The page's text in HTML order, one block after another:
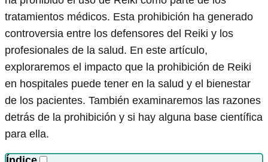
tratamientos médicos. Esta prohibición ha generado
controversia entre los defensores del Reiki y los
profesionales de la salud. En este artículo,
exploraremos el impacto que la prohibición de Reiki
en hospitales puede tener en la salud y el bienestar
de los pacientes. También examinaremos las razones
detrás de la prohibición y si hay alguna base científica
para ella.